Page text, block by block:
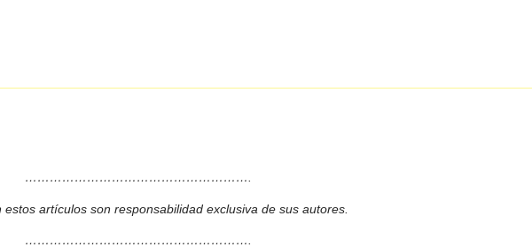
……………………………………………….
artículos son responsabilidad exclusiva de sus autores.
……………………………………………….